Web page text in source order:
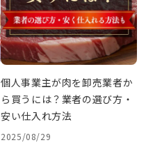
個人事業主が肉を卸売業者か
ら買うには？業者の選び方・
安い仕入れ方法
2025/08/29